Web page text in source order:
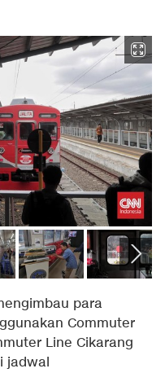
para
Commuter
Line Cikarang
jadwal